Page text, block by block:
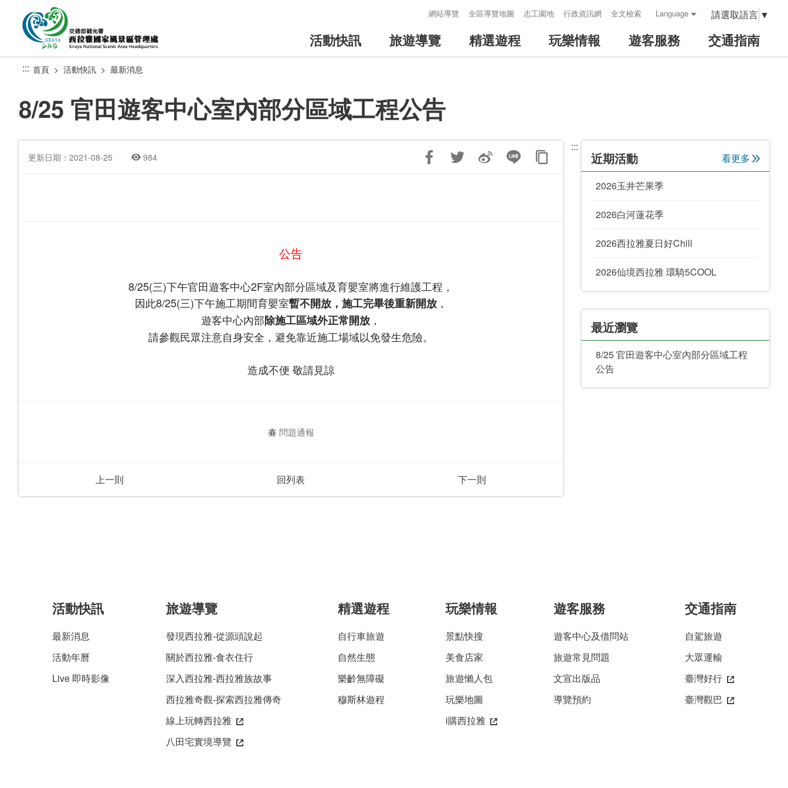
網站導覽 全區導覽地圖 志工園地 行政資訊網 全文檢索 Language 請選取語言 ▼
活動快訊 旅遊導覽 精選遊程 玩樂情報 遊客服務 交通指南
::: 首頁 活動快訊 最新消息
8/25 官田遊客中心室內部分區域工程公告
更新日期：2021-08-25 984
公告
8/25(三)下午官田遊客中心2F室內部分區域及育嬰室將進行維護工程，
因此8/25(三)下午施工期間育嬰室暫不開放，施工完畢後重新開放，
遊客中心內部除施工區域外正常開放 ，
請參觀民眾注意自身安全，避免靠近施工場域以免發生危險。
造成不便 敬請見諒
問題通報
上一則 回列表 下一則
:::
近期活動 看更多
2026玉井芒果季
2026白河蓮花季
2026西拉雅夏日好Chill
2026仙境西拉雅 環騎5COOL
最近瀏覽
8/25 官田遊客中心室內部分區域工程
公告
活動快訊
最新消息
活動年曆
Live 即時影像
旅遊導覽
發現西拉雅-從源頭說起
關於西拉雅-食衣住行
深入西拉雅-西拉雅族故事
西拉雅奇觀-探索西拉雅傳奇
線上玩轉西拉雅
八田宅實境導覽
精選遊程
自行車旅遊
自然生態
樂齡無障礙
穆斯林遊程
玩樂情報
景點快搜
美食店家
旅遊懶人包
玩樂地圖
i購西拉雅
遊客服務
遊客中心及借問站
旅遊常見問題
文宣出版品
導覽預約
交通指南
自駕旅遊
大眾運輸
臺灣好行
臺灣觀巴